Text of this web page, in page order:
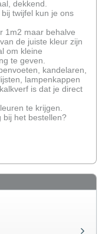
dekkend.
twijfel kun je ons
1m2 maar behalve
de juiste kleur zijn
om kleine
te geven.
kandelaren,
lampenkappen
is dat je direct
te krijgen.
bij het bestellen?